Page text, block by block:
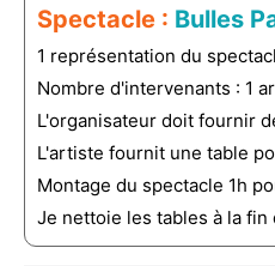
Spectacle : Bulles
1 représentation du
Nombre d'intervenants : 1
L'organisateur doit fournir
L'artiste fournit une table
Montage du spectacle 1h
Je nettoie les tables à la